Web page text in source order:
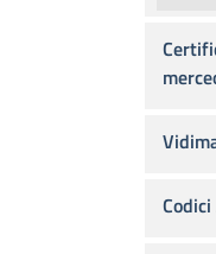
Codici